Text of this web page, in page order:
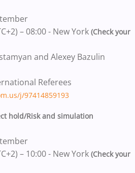
– 08:00 - New York (Check your
and Alexey Bazulin
Referees
j/97414859193
hold/Risk and simulation
– 10:00 - New York (Check your